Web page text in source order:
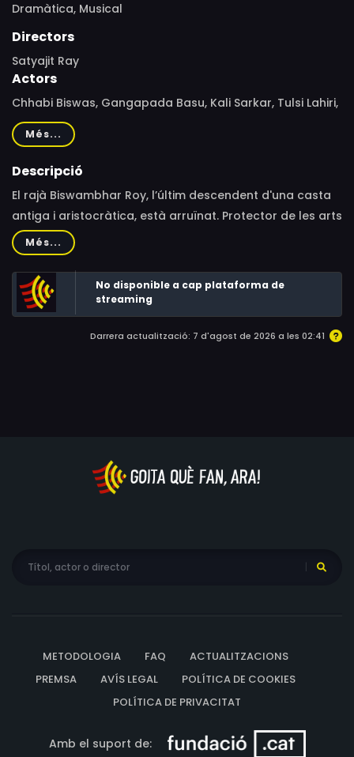
Dramàtica, Musical
Directors
Satyajit Ray
Actors
Chhabi Biswas, Gangapada Basu, Kali Sarkar, Tulsi Lahiri,
Padmadevi, Pinaki Sengupta, Begum Akhtar, Waheed
Khan, Roshan Kumari, Sardar Akhtar, Bismillah Khan,
Dakshinamohan Thakur, Ashish Kumar, Robin Mazumdar,
Més...
Descripció
El rajà Biswambhar Roy, l’últim descendent d'una casta
antiga i aristocràtica, està arruïnat. Protector de les arts
i gran amant de la música, decideix donar un últim gran
concert a casa seva.
Més...
No disponible a cap plataforma de
streaming
Darrera actualització: 7 d'agost de 2026 a les 02:41
METODOLOGIA FAQ
ACTUALITZACIONS
PREMSA
AVÍS LEGAL
POLÍTICA DE COOKIES
POLÍTICA DE PRIVACITAT
Amb el suport de: